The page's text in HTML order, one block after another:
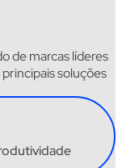
de marcas líderes
soluções